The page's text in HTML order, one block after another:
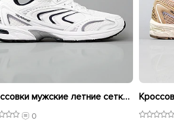
Кроссовки мужские летние сетка большие 595205 Белые
0